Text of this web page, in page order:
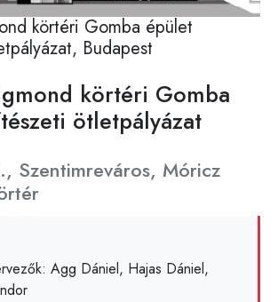
körtéri Gomba épület
Budapest
körtéri Gomba
ötletpályázat
Szentimreváros, Móricz
Agg Dániel, Hajas Dániel,